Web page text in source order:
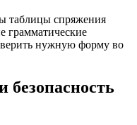
таблицы спряжения
грамматические
нужную форму во
безопасность